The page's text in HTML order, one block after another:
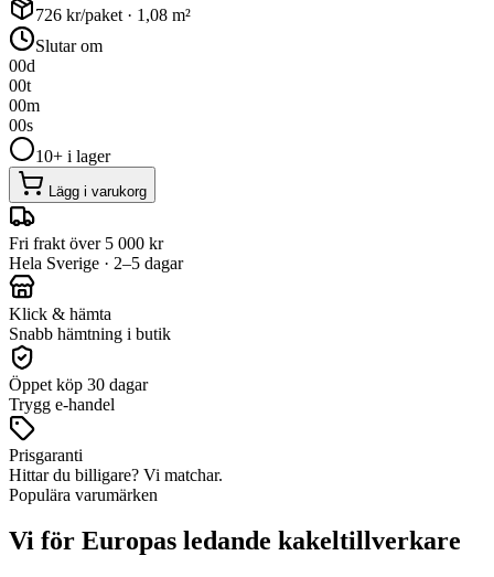
726 kr/paket · 1,08 m²
Slutar om
00d
00t
00m
00s
10+ i lager
Lägg i varukorg
Fri frakt över 5 000 kr
Hela Sverige · 2–5 dagar
Klick & hämta
Snabb hämtning i butik
Öppet köp 30 dagar
Trygg e-handel
Prisgaranti
Hittar du billigare? Vi matchar.
Populära varumärken
Vi för Europas ledande kakeltillverkare